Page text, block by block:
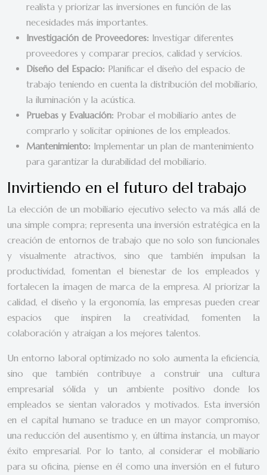
realista y priorizar las inversiones en función de las
necesidades más importantes.
Investigación de Proveedores: Investigar diferentes
proveedores y comparar precios, calidad y servicios.
Diseño del Espacio: Planificar el diseño del espacio de
trabajo teniendo en cuenta la distribución del mobiliario,
la iluminación y la acústica.
Pruebas y Evaluación: Probar el mobiliario antes de
comprarlo y solicitar opiniones de los empleados.
Mantenimiento: Implementar un plan de mantenimiento
para garantizar la durabilidad del mobiliario.
Invirtiendo en el futuro del trabajo
La elección de un mobiliario ejecutivo selecto va más allá de
una simple compra; representa una inversión estratégica en la
creación de entornos de trabajo que no solo son funcionales
y visualmente atractivos, sino que también impulsan la
productividad, fomentan el bienestar de los empleados y
fortalecen la imagen de marca de la empresa. Al priorizar la
calidad, el diseño y la ergonomía, las empresas pueden crear
espacios que inspiren la creatividad, fomenten la
colaboración y atraigan a los mejores talentos.
Un entorno laboral optimizado no solo aumenta la eficiencia,
sino que también contribuye a construir una cultura
empresarial sólida y un ambiente positivo donde los
empleados se sientan valorados y motivados. Esta inversión
en el capital humano se traduce en un mayor compromiso,
una reducción del ausentismo y, en última instancia, un mayor
éxito empresarial. Por lo tanto, al considerar el mobiliario
para su oficina, piense en él como una inversión en el futuro